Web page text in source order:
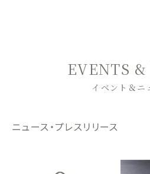
EVENTS &
イベント＆ニ
ニュース・プレスリリース